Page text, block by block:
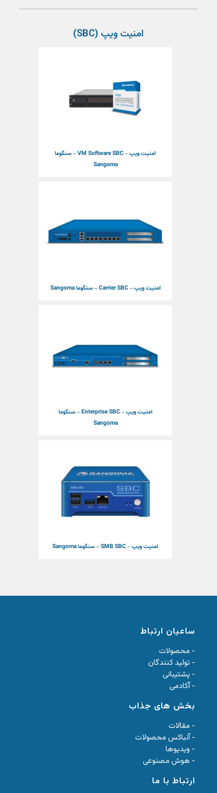
امنیت ویپ (SBC)
امنیت ویپ – VM Software SBC – سنگوما
Sangoma
امنیت ویپ – Carrier SBC – سنگوما Sangoma
امنیت ویپ – Enterprise SBC – سنگوما
Sangoma
امنیت ویپ – SMB SBC – سنگوما Sangoma
ساعیان ارتباط
- محصولات
- تولید کنندگان
- پشتیبانی
- آکادمی
بخش های جذاب
- مقالات
- آنباکس محصولات
- ویدیوها
- هوش مصنوعی
ارتباط با ما